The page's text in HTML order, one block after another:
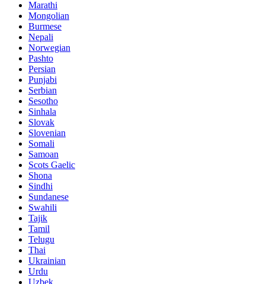
Marathi
Mongolian
Burmese
Nepali
Norwegian
Pashto
Persian
Punjabi
Serbian
Sesotho
Sinhala
Slovak
Slovenian
Somali
Samoan
Scots Gaelic
Shona
Sindhi
Sundanese
Swahili
Tajik
Tamil
Telugu
Thai
Ukrainian
Urdu